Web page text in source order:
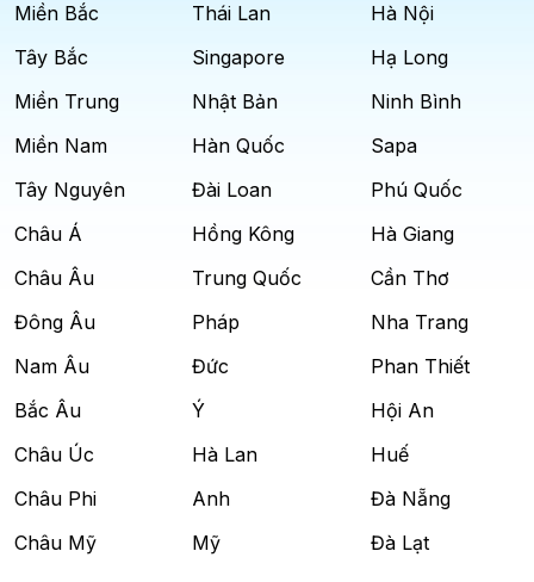
Miền Bắc
Tây Bắc
Miền Trung
Miền Nam
Tây Nguyên
Châu Á
Châu Âu
Đông Âu
Nam Âu
Bắc Âu
Châu Úc
Châu Phi
Châu Mỹ
Thái Lan
Singapore
Nhật Bản
Hàn Quốc
Đài Loan
Hồng Kông
Trung Quốc
Pháp
Đức
Ý
Hà Lan
Anh
Mỹ
Hà Nội
Hạ Long
Ninh Bình
Sapa
Phú Quốc
Hà Giang
Cần Thơ
Nha Trang
Phan Thiết
Hội An
Huế
Đà Nẵng
Đà Lạt